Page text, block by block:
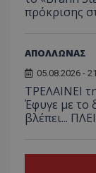
πρόκρισης
ΑΠΟΛΛΩΝΑΣ
05.08.2026 -
ΤΡΕΛΑΙΝΕΙ
Έφυγε με το
βλέπει...